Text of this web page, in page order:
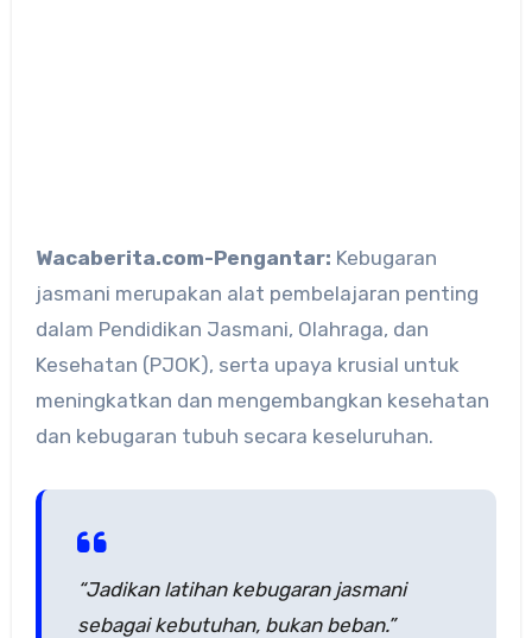
Wacaberita.com-Pengantar: Kebugaran
jasmani merupakan alat pembelajaran penting
dalam Pendidikan Jasmani, Olahraga, dan
Kesehatan (PJOK), serta upaya krusial untuk
meningkatkan dan mengembangkan kesehatan
dan kebugaran tubuh secara keseluruhan.
“Jadikan latihan kebugaran jasmani
sebagai kebutuhan, bukan beban.”